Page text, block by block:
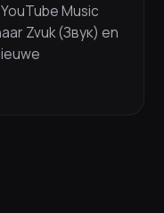
Music
Zvuk (Звук) en